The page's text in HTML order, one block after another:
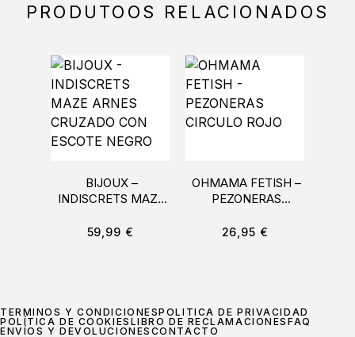
PRODUTOOS RELACIONADOS
BIJOUX –
INDISCRETS MAZE
CON ESCOTE
59,99 €
OHMAMA FETISH –
PEZONERAS
26,95 €
TÉRMINOS Y CONDICIONESPOLÍTICA DE PRIVACIDAD
POLÍTICA DE COOKIES LIBRO DE RECLAMACIONES FAQ
ENVÍOS Y DEVOLUCIONES CONTACTO